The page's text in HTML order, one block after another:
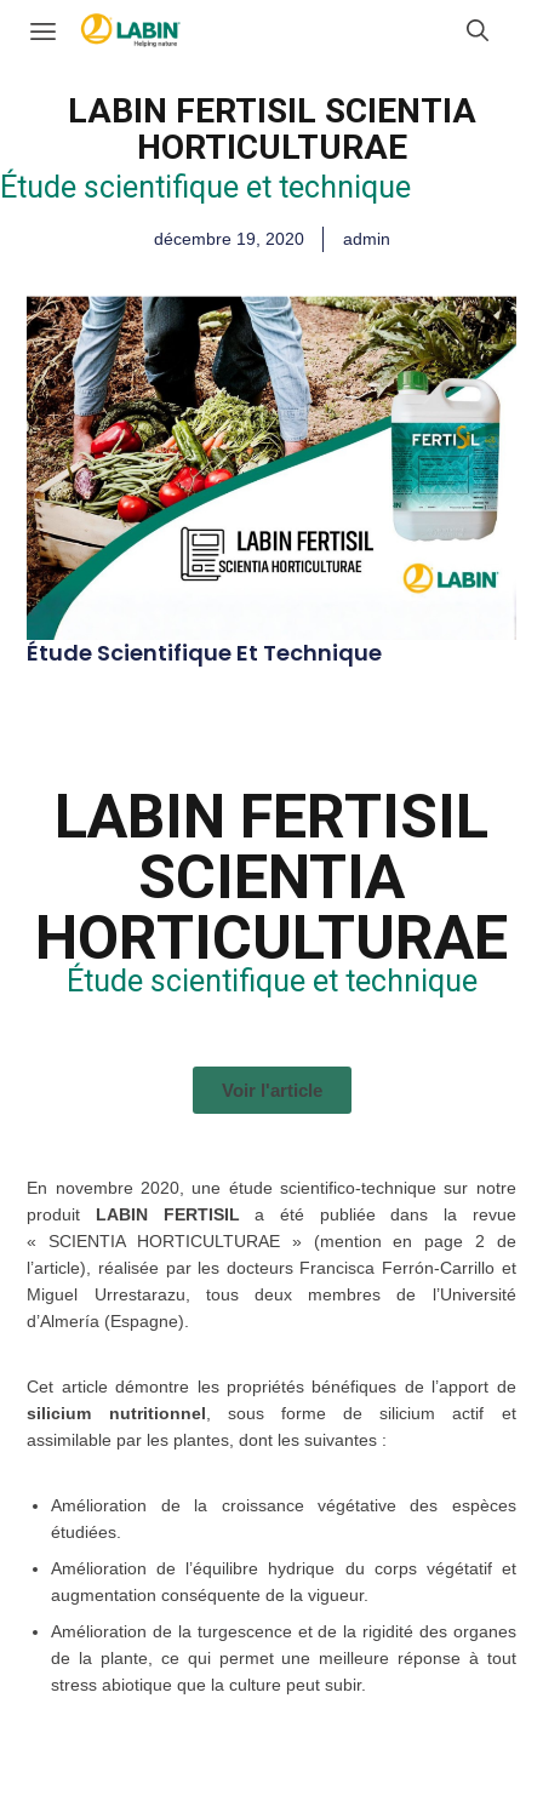
LABIN FERTISIL SCIENTIA
HORTICULTURAE
Étude scientifique et technique
décembre 19, 2020 admin
Étude Scientifique Et Technique
LABIN FERTISIL
SCIENTIA
HORTICULTURAE
Étude scientifique et technique
Voir l'article
En novembre 2020, une étude scientifico-technique sur notre
produit LABIN FERTISIL a été publiée dans la revue
« SCIENTIA HORTICULTURAE » (mention en page 2 de
l’article), réalisée par les docteurs Francisca Ferrón-Carrillo et
Miguel Urrestarazu, tous deux membres de l’Université
d’Almería (Espagne).
Cet article démontre les propriétés bénéfiques de l’apport de
silicium nutritionnel , sous forme de silicium actif et
assimilable par les plantes, dont les suivantes :
Amélioration de la croissance végétative des espèces
étudiées.
Amélioration de l’équilibre hydrique du corps végétatif et
augmentation conséquente de la vigueur.
Amélioration de la turgescence et de la rigidité des organes
de la plante, ce qui permet une meilleure réponse à tout
stress abiotique que la culture peut subir.